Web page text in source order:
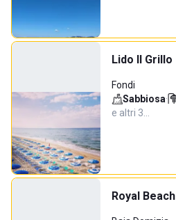
Lido Il Grillo
Fondi
Sabbiosa·
e altri 3…
Royal Beach